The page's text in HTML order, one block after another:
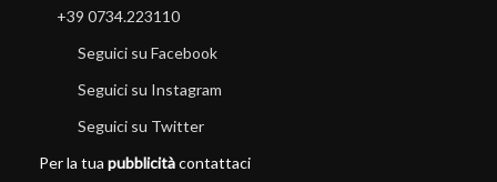
+39 0734.223110
Seguici su Facebook
Seguici su Instagram
Seguici su Twitter
Per la tua pubblicitàcontattaci